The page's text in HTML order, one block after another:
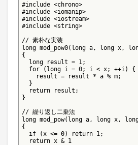
#include <chrono>
#include <iomanip>
#include <iostream>
#include <string>
// 素朴な実装
long mod_pow0(long a, long x,
{
  long result = 1;
  for (long i = 0; i < x; ++i) {
    result = result * a % m;
  }
  return result;
}
// 繰り返し二乗法
long mod_pow(long a, long x,
{
  if (x <= 0) return 1;
  return x & 1